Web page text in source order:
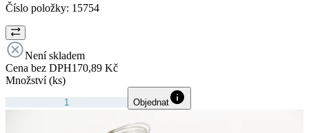
Číslo položky: 15754
Není skladem
Cena bez DPH170,89 Kč
Množství (ks)
Objednat